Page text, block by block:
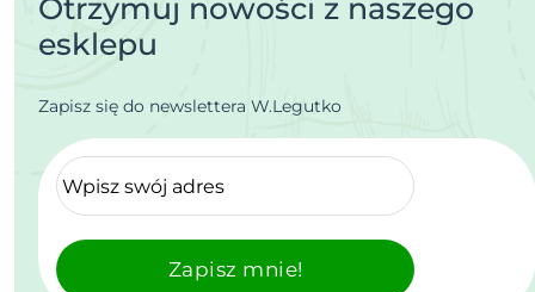
Otrzymuj nowości z naszego
esklepu
Zapisz się do newslettera W.Legutko
Zapisz mnie!